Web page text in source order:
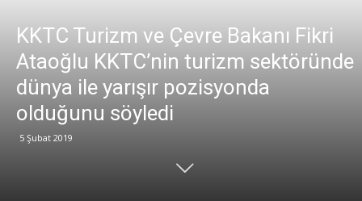
Ticaret
KKTC Turizm ve Çevre Bakanı Fikri
Ataoğlu KKTC’nin turizm sektöründe
dünya ile yarışır pozisyonda
olduğunu söyledi
5 Şubat 2019